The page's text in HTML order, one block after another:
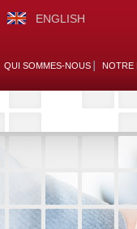
ENGLISH
QUI SOMMES-NOUS NOTRE